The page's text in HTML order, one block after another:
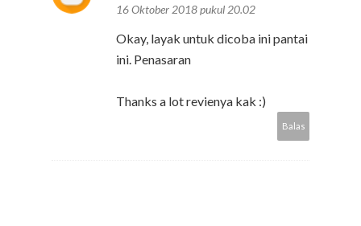
16 Oktober 2018 pukul 20.02
Okay, layak untuk dicoba ini pantai
ini. Penasaran
Thanks a lot revienya kak :)
Balas